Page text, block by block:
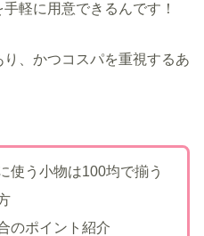
軽に用意できるんです！
、かつコスパを重視するあ
使う小物は100均で揃う
のポイント紹介